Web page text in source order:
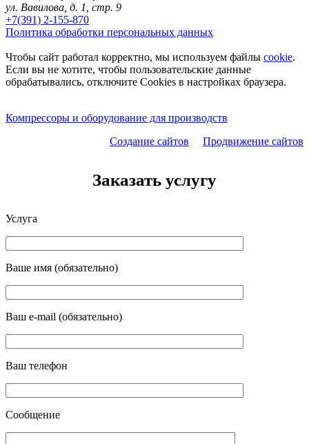
ул. Вавилова, д. 1, стр. 9
+7(391) 2-155-870
Политика обработки персональных данных
Чтобы сайт работал корректно, мы используем файлы cookie.
Если вы не хотите, чтобы пользовательские данные
обрабатывались, отключите Cookies в настройках браузера.
Компрессоры и оборудование для производств
Создание сайтов
Продвижение сайтов
Заказать услугу
Услуга
Ваше имя (обязательно)
Ваш e-mail (обязательно)
Ваш телефон
Сообщение